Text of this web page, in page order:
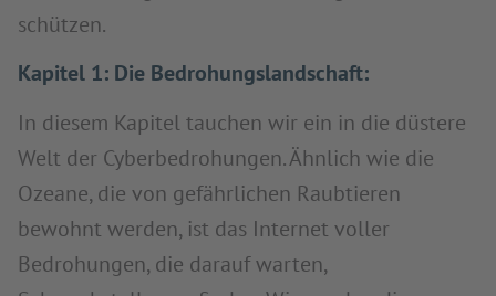
schützen.
Kapitel 1: Die Bedrohungslandschaft:
In diesem Kapitel tauchen wir ein in die düstere
Welt der Cyberbedrohungen. Ähnlich wie die
Ozeane, die von gefährlichen Raubtieren
bewohnt werden, ist das Internet voller
Bedrohungen, die darauf warten,